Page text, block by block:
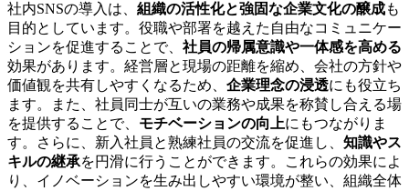
社内SNSの導入は、 組織の活性化と強固な企業文化の醸成も
目的としています。役職や部署を越えた自由なコミュニケー
ションを促進することで、 社員の帰属意識や一体感を高める
効果があります。経営層と現場の距離を縮め、会社の方針や
価値観を共有しやすくなるため、 企業理念の浸透にも役立ち
ます。また、社員同士が互いの業務や成果を称賛し合える場
を提供することで、 モチベーションの向上にもつながりま
す。さらに、新入社員と熟練社員の交流を促進し、 知識やス
キルの継承を円滑に行うことができます。これらの効果によ
り、イノベーションを生み出しやすい環境が整い、組織全体